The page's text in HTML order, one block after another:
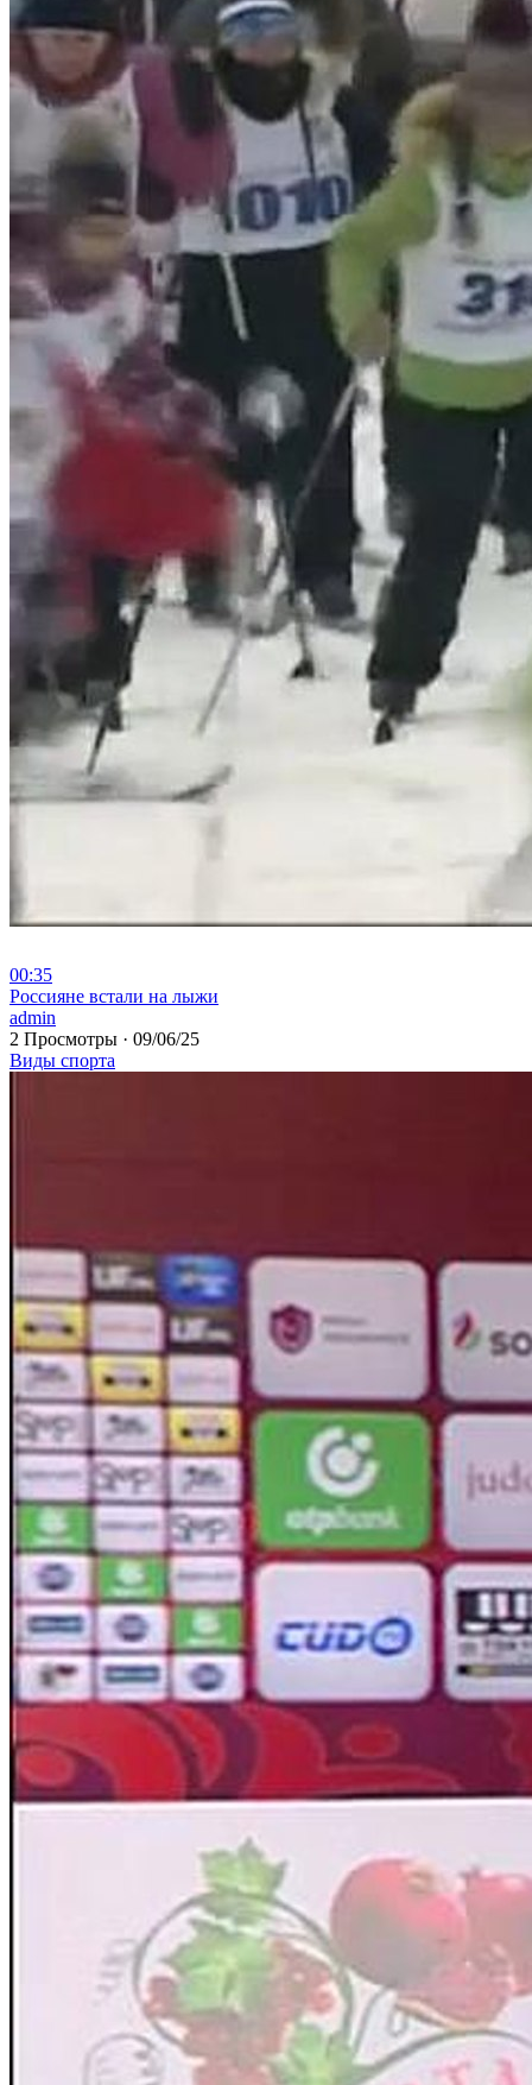
00:35
⁣Россияне встали на лыжи
admin
2 Просмотры · 09/06/25
Виды спорта